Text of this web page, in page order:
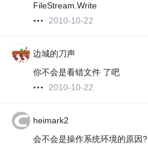
FileStream.Write
2010-10-22
边城的刀声
你不会是看错文件 了吧
2010-10-22
heimark2
会不会是操作系统环境的原因?